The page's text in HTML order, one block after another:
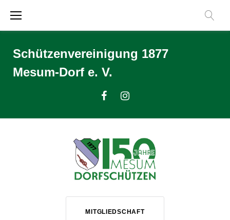
Schützenvereinigung 1877
Mesum-Dorf e. V.
MITGLIEDSCHAFT